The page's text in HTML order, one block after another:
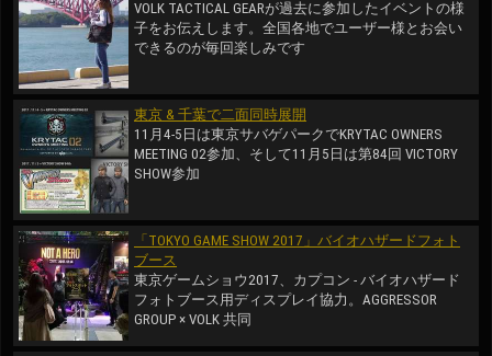
VOLK TACTICAL GEARが過去に参加したイベントの様
子をお伝えします。全国各地でユーザー様とお会い
できるのが毎回楽しみです
東京 & 千葉で二面同時展開
11月4-5日は東京サバゲパークでKRYTAC OWNERS
MEETING 02参加、そして11月5日は第84回 VICTORY
SHOW参加
「TOKYO GAME SHOW 2017」バイオハザードフォト
ブース
東京ゲームショウ2017、カプコン - バイオハザード
フォトブース用ディスプレイ協力。AGGRESSOR
GROUP × VOLK 共同